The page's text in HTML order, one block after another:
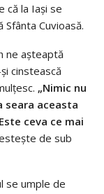
că la Iași se
Cuvioasă.
ne așteaptă
cinstească
„Nimic nu
seara aceasta
ceva ce mai
de sub
se umple de